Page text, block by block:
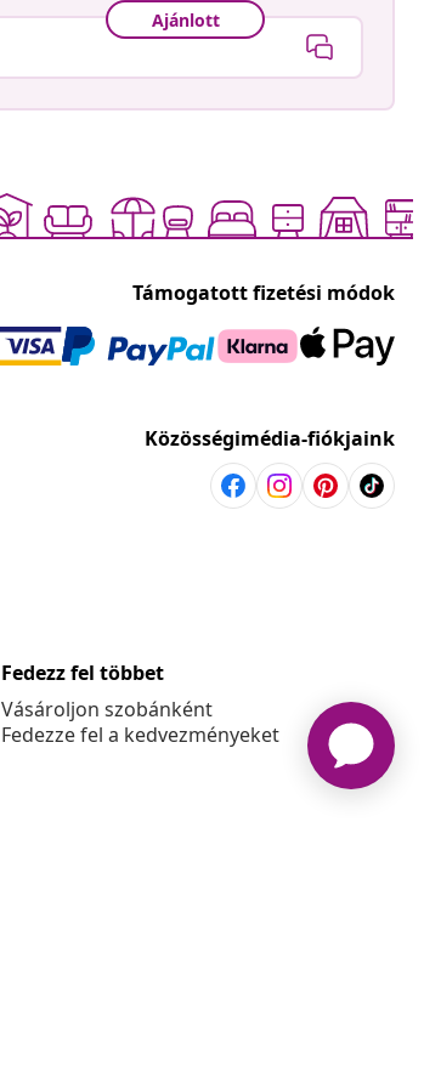
Ajánlott
Támogatott fizetési módok
Közösségimédia-fiókjaink
Fedezz fel többet
Vásároljon szobánként
Fedezze fel a kedvezményeket